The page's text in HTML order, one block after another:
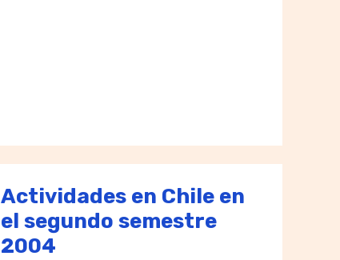
Actividades en Chile en
el segundo semestre
2004